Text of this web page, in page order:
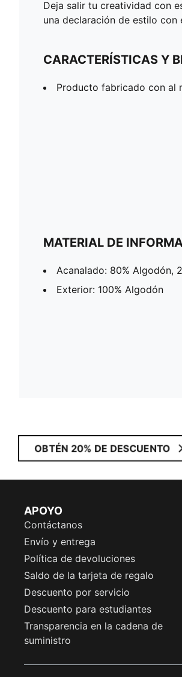
Deja salir tu creatividad con
una declaración de estilo
CARACTERÍSTICAS Y
Producto fabricado con al
MATERIAL DE
Acanalado: 80% Algodón,
Exterior: 100% Algodón
OBTÉN 20% DE DESCUENTO
APOYO
Contáctanos
Envío y entrega
Política de devoluciones
Saldo de la tarjeta de regalo
Descuento por servicio
Descuento para estudiantes
Transparencia en la cadena de
suministro